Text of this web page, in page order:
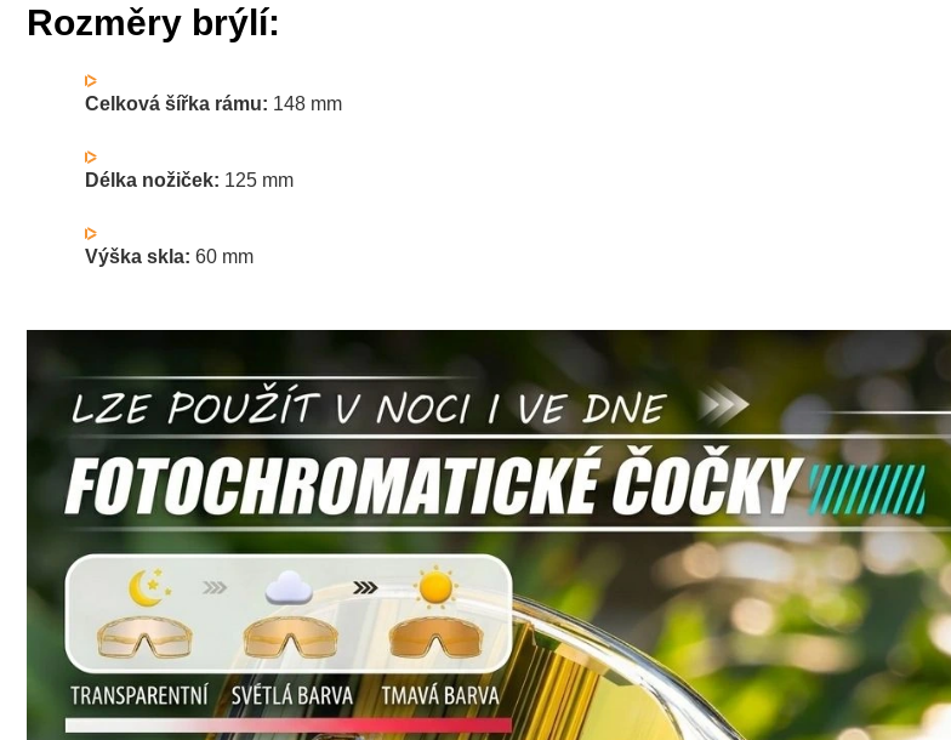
Rozměry brýlí:
Celková šířka rámu: 148 mm
Délka nožiček: 125 mm
Výška skla: 60 mm